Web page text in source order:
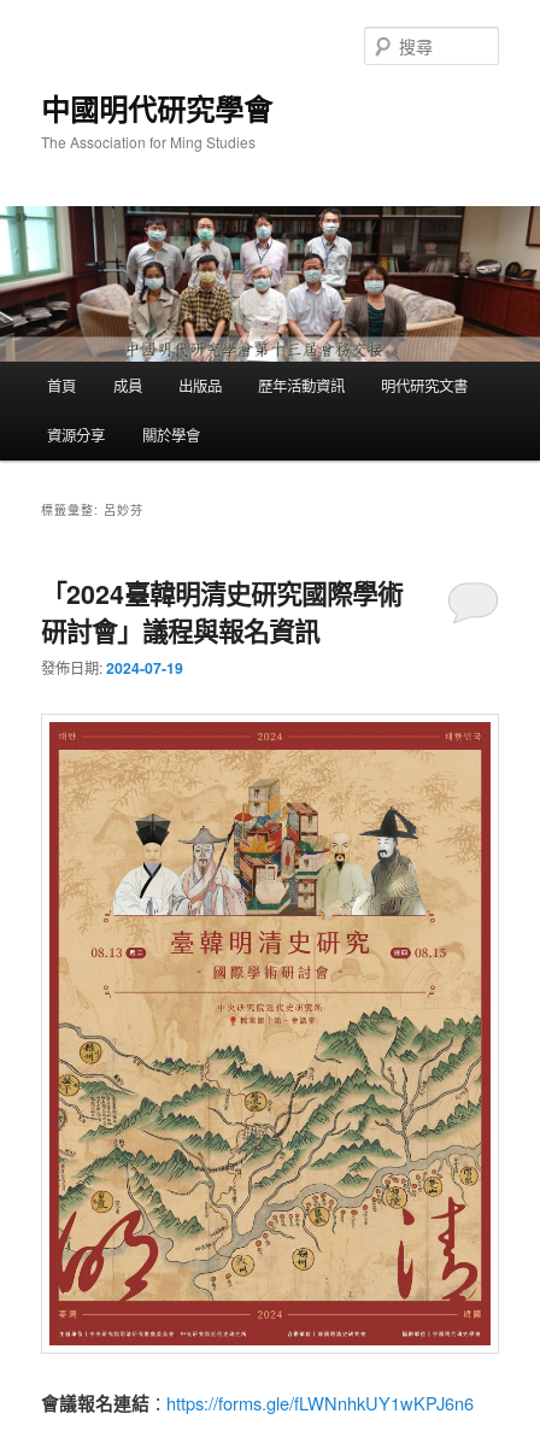
中國明代研究學會
The Association for Ming Studies
尋
首頁 成員 出版品 歷年活動資訊 明代研究文書
資源分享 關於學會
標籤彙整: 呂妙芬
「2024臺韓明清史研究國際學術
研討會」議程與報名資訊
發佈日期:2024-07-19
會議報名連結 ： https://forms.gle/fLWNnhkUY1wKPJ6n6